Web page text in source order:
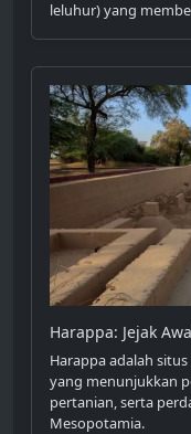
leluhur) yang
Harappa: Jejak
Harappa adalah
yang menunjukkan
pertanian, serta
Mesopotamia.